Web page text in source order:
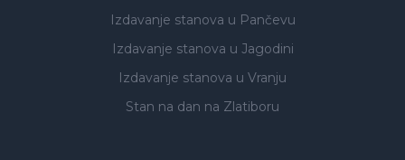
Izdavanje stanova u Pančevu
Izdavanje stanova u Jagodini
Izdavanje stanova u Vranju
Stan na dan na Zlatiboru